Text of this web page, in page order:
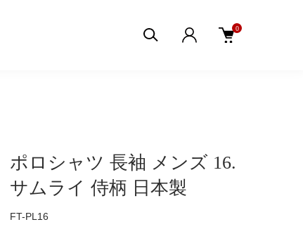
0
ポロシャツ 長袖 メンズ 16.
サムライ 侍柄 日本製
FT-PL16